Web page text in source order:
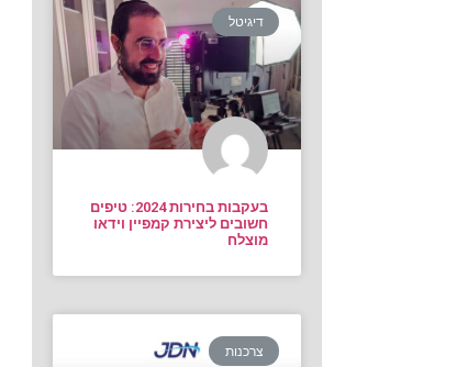
דיגיטל
בעקבות בחירות 2024: טיפים
חשובים ליצירת קמפיין וידאו
מוצלח
צרכנות